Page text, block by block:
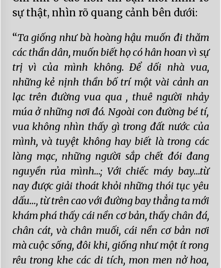
sự thật, nhìn rõ quang cảnh bên dưới:
“Ta giống như bà hoàng hậu muốn đi thăm
các thần dân, muốn biết họ có hân hoan vì sự
trị vì của mình không. Để dối nhà vua,
những kẻ nịnh thần bố trí một vài cảnh an
lạc trên đường vua qua , thuê người nhảy
múa ở những nơi đó. Ngoài con đường bé tí,
vua không nhìn thấy gì trong đất nước của
mình, và tuyệt không hay biết là trong các
làng mạc, những người sắp chết đói đang
nguyền rủa mình…; Với chiếc máy bay…từ
nay được giải thoát khỏi những thói tục yêu
dấu…, từ trên cao với đường bay thẳng ta mới
khám phá thấy cái nền cơ bản, thấy chân đá,
chân cát, và chân muối, cái nền cơ bản nơi
mà cuộc sống, đôi khi, giống như một ít rong
rêu trong khe các di tích, mon men nở hoa,